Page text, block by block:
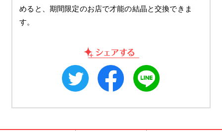
めると、期間限定のお店で才能の結晶と交換できま
す。